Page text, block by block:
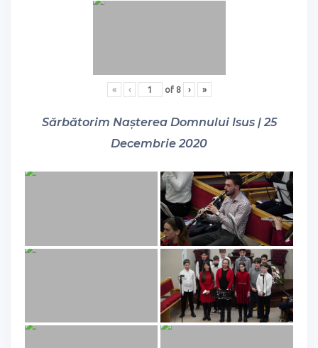
« ‹ of 8 › »
Sărbătorim Nașterea Domnului Isus | 25
Decembrie 2020